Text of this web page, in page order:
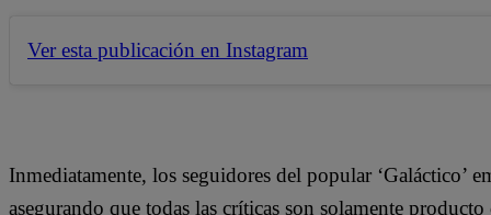
Ver esta publicación en Instagram
Inmediatamente, los seguidores del popular ‘Galáctico’
asegurando que todas las críticas son solamente